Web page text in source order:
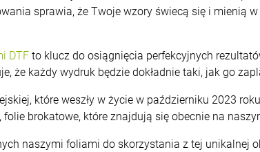
sprawia, że Twoje wzory świecą się i mienią
DTF to klucz do osiągnięcia perfekcyjnych
że każdy wydruk będzie dokładnie taki, jak go
które weszły w życie w październiku 2023
brokatowe, które znajdują się obecnie na
naszymi foliami do skorzystania z tej unikalnej